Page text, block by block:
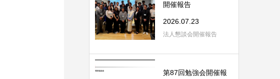
開催報告
2026.07.23
法人懇談会開催報告
第87回勉強会開催報